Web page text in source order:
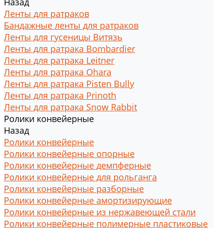
Ленты для ратраков
Бандажные ленты для ратраков
Ленты для гусеницы Витязь
Ленты для ратрака Bombardier
Ленты для ратрака Leitner
Ленты для ратрака Ohara
Ленты для ратрака Pisten Bully
Ленты для ратрака Prinoth
Ленты для ратрака Snow Rabbit
Ролики конвейерные
Назад
Ролики конвейерные
Ролики конвейерные опорные
Ролики конвейерные демпферные
Ролики конвейерные для рольганга
Ролики конвейерные разборные
Ролики конвейерные амортизирующие
Ролики конвейерные из нержавеющей стали
Ролики конвейерные полимерные пластиковые